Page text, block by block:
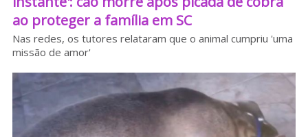
Sobre o HC
ao proteger a família em SC
Nas redes, os tutores relataram que o animal cumpriu 'uma
missão de amor'